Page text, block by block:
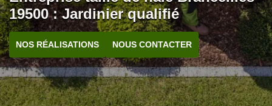
19500 : Jardinier qualifié
NOS RÉALISATIONS NOUS CONTACTER